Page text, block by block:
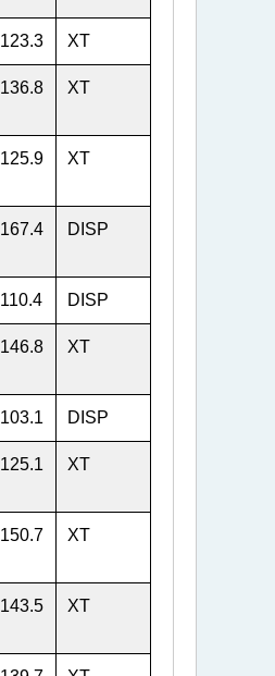
123.3 XT
136.8 XT
125.9 XT
167.4 DISP
110.4 DISP
146.8 XT
103.1 DISP
125.1 XT
150.7 XT
143.5 XT